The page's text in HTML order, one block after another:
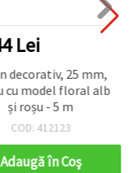
Lei
decorativ, 25 mm,
cu model floral alb
și roșu - 5 m
COD: 412123
Adaugă în Coş